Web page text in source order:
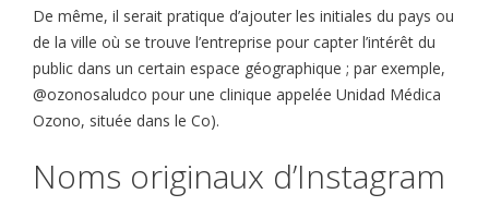
De même, il serait pratique d’ajouter les initiales du pays ou
de la ville où se trouve l’entreprise pour capter l’intérêt du
public dans un certain espace géographique ; par exemple,
@ozonosaludco pour une clinique appelée Unidad Médica
Ozono, située dans le Co).
Noms originaux d’Instagram